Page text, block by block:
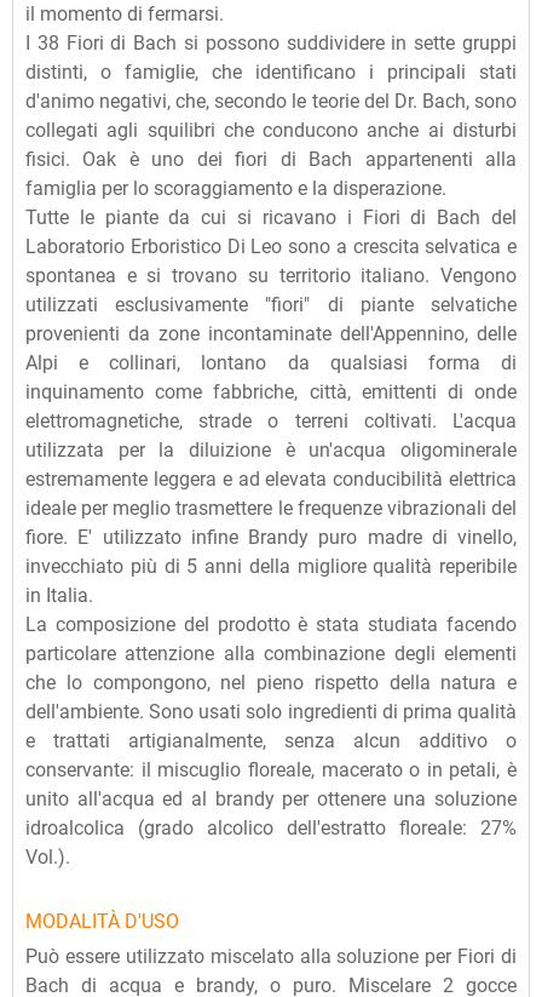
il momento di fermarsi.
I 38 Fiori di Bach si possono suddividere in sette gruppi
distinti, o famiglie, che identificano i principali stati
d'animo negativi, che, secondo le teorie del Dr. Bach, sono
collegati agli squilibri che conducono anche ai disturbi
fisici. Oak è uno dei fiori di Bach appartenenti alla
famiglia per lo scoraggiamento e la disperazione.
Tutte le piante da cui si ricavano i Fiori di Bach del
Laboratorio Erboristico Di Leo sono a crescita selvatica e
spontanea e si trovano su territorio italiano. Vengono
utilizzati esclusivamente "fiori" di piante selvatiche
provenienti da zone incontaminate dell'Appennino, delle
Alpi e collinari, lontano da qualsiasi forma di
inquinamento come fabbriche, città, emittenti di onde
elettromagnetiche, strade o terreni coltivati. L'acqua
utilizzata per la diluizione è un'acqua oligominerale
estremamente leggera e ad elevata conducibilità elettrica
ideale per meglio trasmettere le frequenze vibrazionali del
fiore. E' utilizzato infine Brandy puro madre di vinello,
invecchiato più di 5 anni della migliore qualità reperibile
in Italia.
La composizione del prodotto è stata studiata facendo
particolare attenzione alla combinazione degli elementi
che lo compongono, nel pieno rispetto della natura e
dell'ambiente. Sono usati solo ingredienti di prima qualità
e trattati artigianalmente, senza alcun additivo o
conservante: il miscuglio floreale, macerato o in petali, è
unito all'acqua ed al brandy per ottenere una soluzione
idroalcolica (grado alcolico dell'estratto floreale: 27%
Vol.).
MODALITÀ D'USO
Può essere utilizzato miscelato alla soluzione per Fiori di
Bach di acqua e brandy, o puro. Miscelare 2 gocce